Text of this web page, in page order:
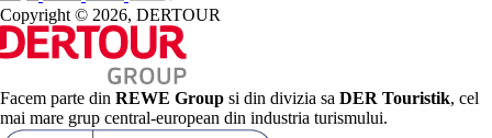
Copyright © 2026, DERTOUR
Facem parte din REWE Group si din divizia sa DER Touristik, cel
mai mare grup central-european din industria turismului.